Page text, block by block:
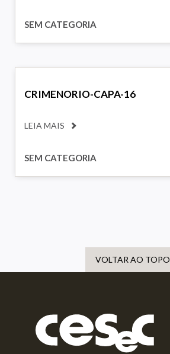
SEM CATEGORIA
CRIMENORIO-CAPA-16
LEIA MAIS
SEM CATEGORIA
VOLTAR AO TOPO